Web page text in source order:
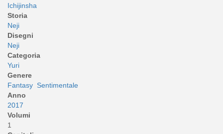
Ichijinsha
Storia
Neji
Disegni
Neji
Categoria
Yuri
Genere
Fantasy Sentimentale
Anno
2017
Volumi
1